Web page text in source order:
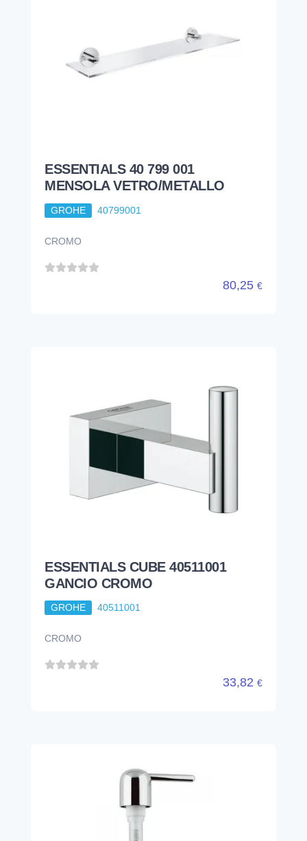
ESSENTIALS 40 799 001
MENSOLA VETRO/METALLO
GROHE 40799001
CROMO
80,25 €
ESSENTIALS CUBE 40511001
GANCIO CROMO
GROHE 40511001
CROMO
33,82 €